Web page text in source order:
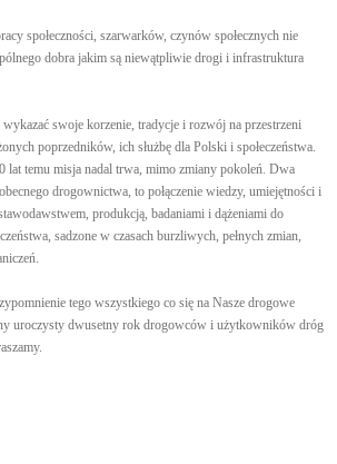
społeczności, szarwarków, czynów społecznych nie
dobra jakim są niewątpliwie drogi i infrastruktura
swoje korzenie, tradycje i rozwój na przestrzeni
poprzedników, ich służbę dla Polski i społeczeństwa.
lat temu misja nadal trwa, mimo zmiany pokoleń. Dwa
drogownictwa, to połączenie wiedzy, umiejętności i
produkcją, badaniami i dążeniami do
sadzone w czasach burzliwych, pełnych zmian,
tego wszystkiego co się na Nasze drogowe
uroczysty dwusetny rok drogowców i użytkowników dróg